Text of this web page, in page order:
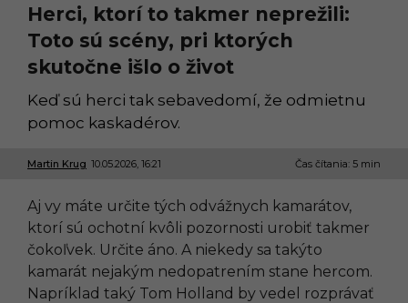
Herci, ktorí to takmer neprežili:
Toto sú scény, pri ktorých
skutočne išlo o život
Keď sú herci tak sebavedomí, že odmietnu
pomoc kaskadérov.
Martin Krug 10.05.2026, 16:21
1
0
5
.
2
0
2
6
Čas čítania: 5 min
Aj vy máte určite tých odvážnych kamarátov,
ktorí sú ochotní kvôli pozornosti urobiť takmer
čokoľvek. Určite áno. A niekedy sa takýto
kamarát nejakým nedopatrením stane hercom.
Napríklad taký Tom Holland by vedel rozprávať